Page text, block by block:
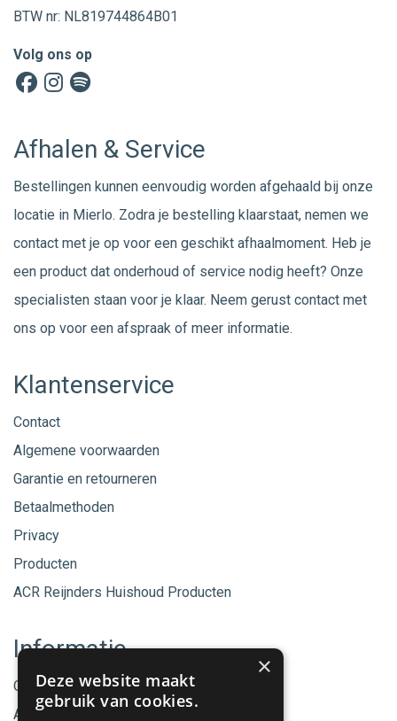
BTW nr: NL819744864B01
Volg ons op
Afhalen & Service
Bestellingen kunnen eenvoudig worden afgehaald bij onze
locatie in Mierlo. Zodra je bestelling klaarstaat, nemen we
contact met je op voor een geschikt afhaalmoment. Heb je
een product dat onderhoud of service nodig heeft? Onze
specialisten staan voor je klaar. Neem gerust contact met
ons op voor een afspraak of meer informatie.
Klantenservice
Contact
Algemene voorwaarden
Garantie en retourneren
Betaalmethoden
Privacy
Producten
ACR Reijnders Huishoud Producten
Informatie
Onze merken
Aanbiedingen
×
Deze website maakt
gebruik van cookies.